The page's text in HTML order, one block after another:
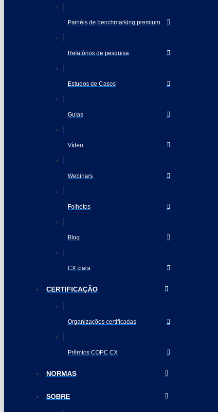
Painéis de benchmarking premium
Relatórios de pesquisa
Estudos de Casos
Guias
Vídeo
Webinars
Folhetos
Blog
CX clara
CERTIFICAÇÃO
Organizações certificadas
Prêmios COPC CX
NORMAS
SOBRE